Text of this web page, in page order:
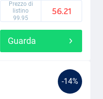
Prezzo di
listino
99.95
56.21
Guarda
-14%